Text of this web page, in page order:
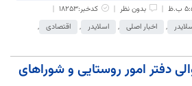
ب.ظ بدون نظر
کدخبر:18253
, اخبار اصلی , اسلایدر , اقتصادی ,
دفتر امور روستایی و شوراهای